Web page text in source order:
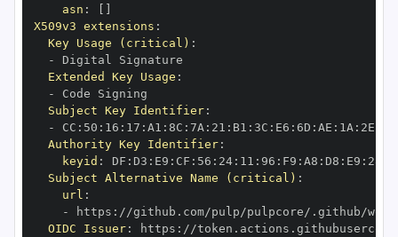
asn :
X509v3 extensions :
Key Usage (critical) :
-
Extended Key Usage :
-
Subject Key Identifier:
-
CC : 50 : 16 : 17 : A1 : 8C : 7A : 21 : B1 : 3C : E6 : 6D : AE : 1A : 2E
Authority Key Identifier:
keyid : DF : D3 : E9 : CF : 56 : 24: 11 : 96 : F9 : A8 : D8 : E9 : 28
Subject Alternative Name (critical) :
url :
-
https :
OIDC Issuer: https :